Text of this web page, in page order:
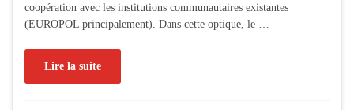
coopération avec les institutions communautaires existantes
(EUROPOL principalement). Dans cette optique, le …
Lire la suite